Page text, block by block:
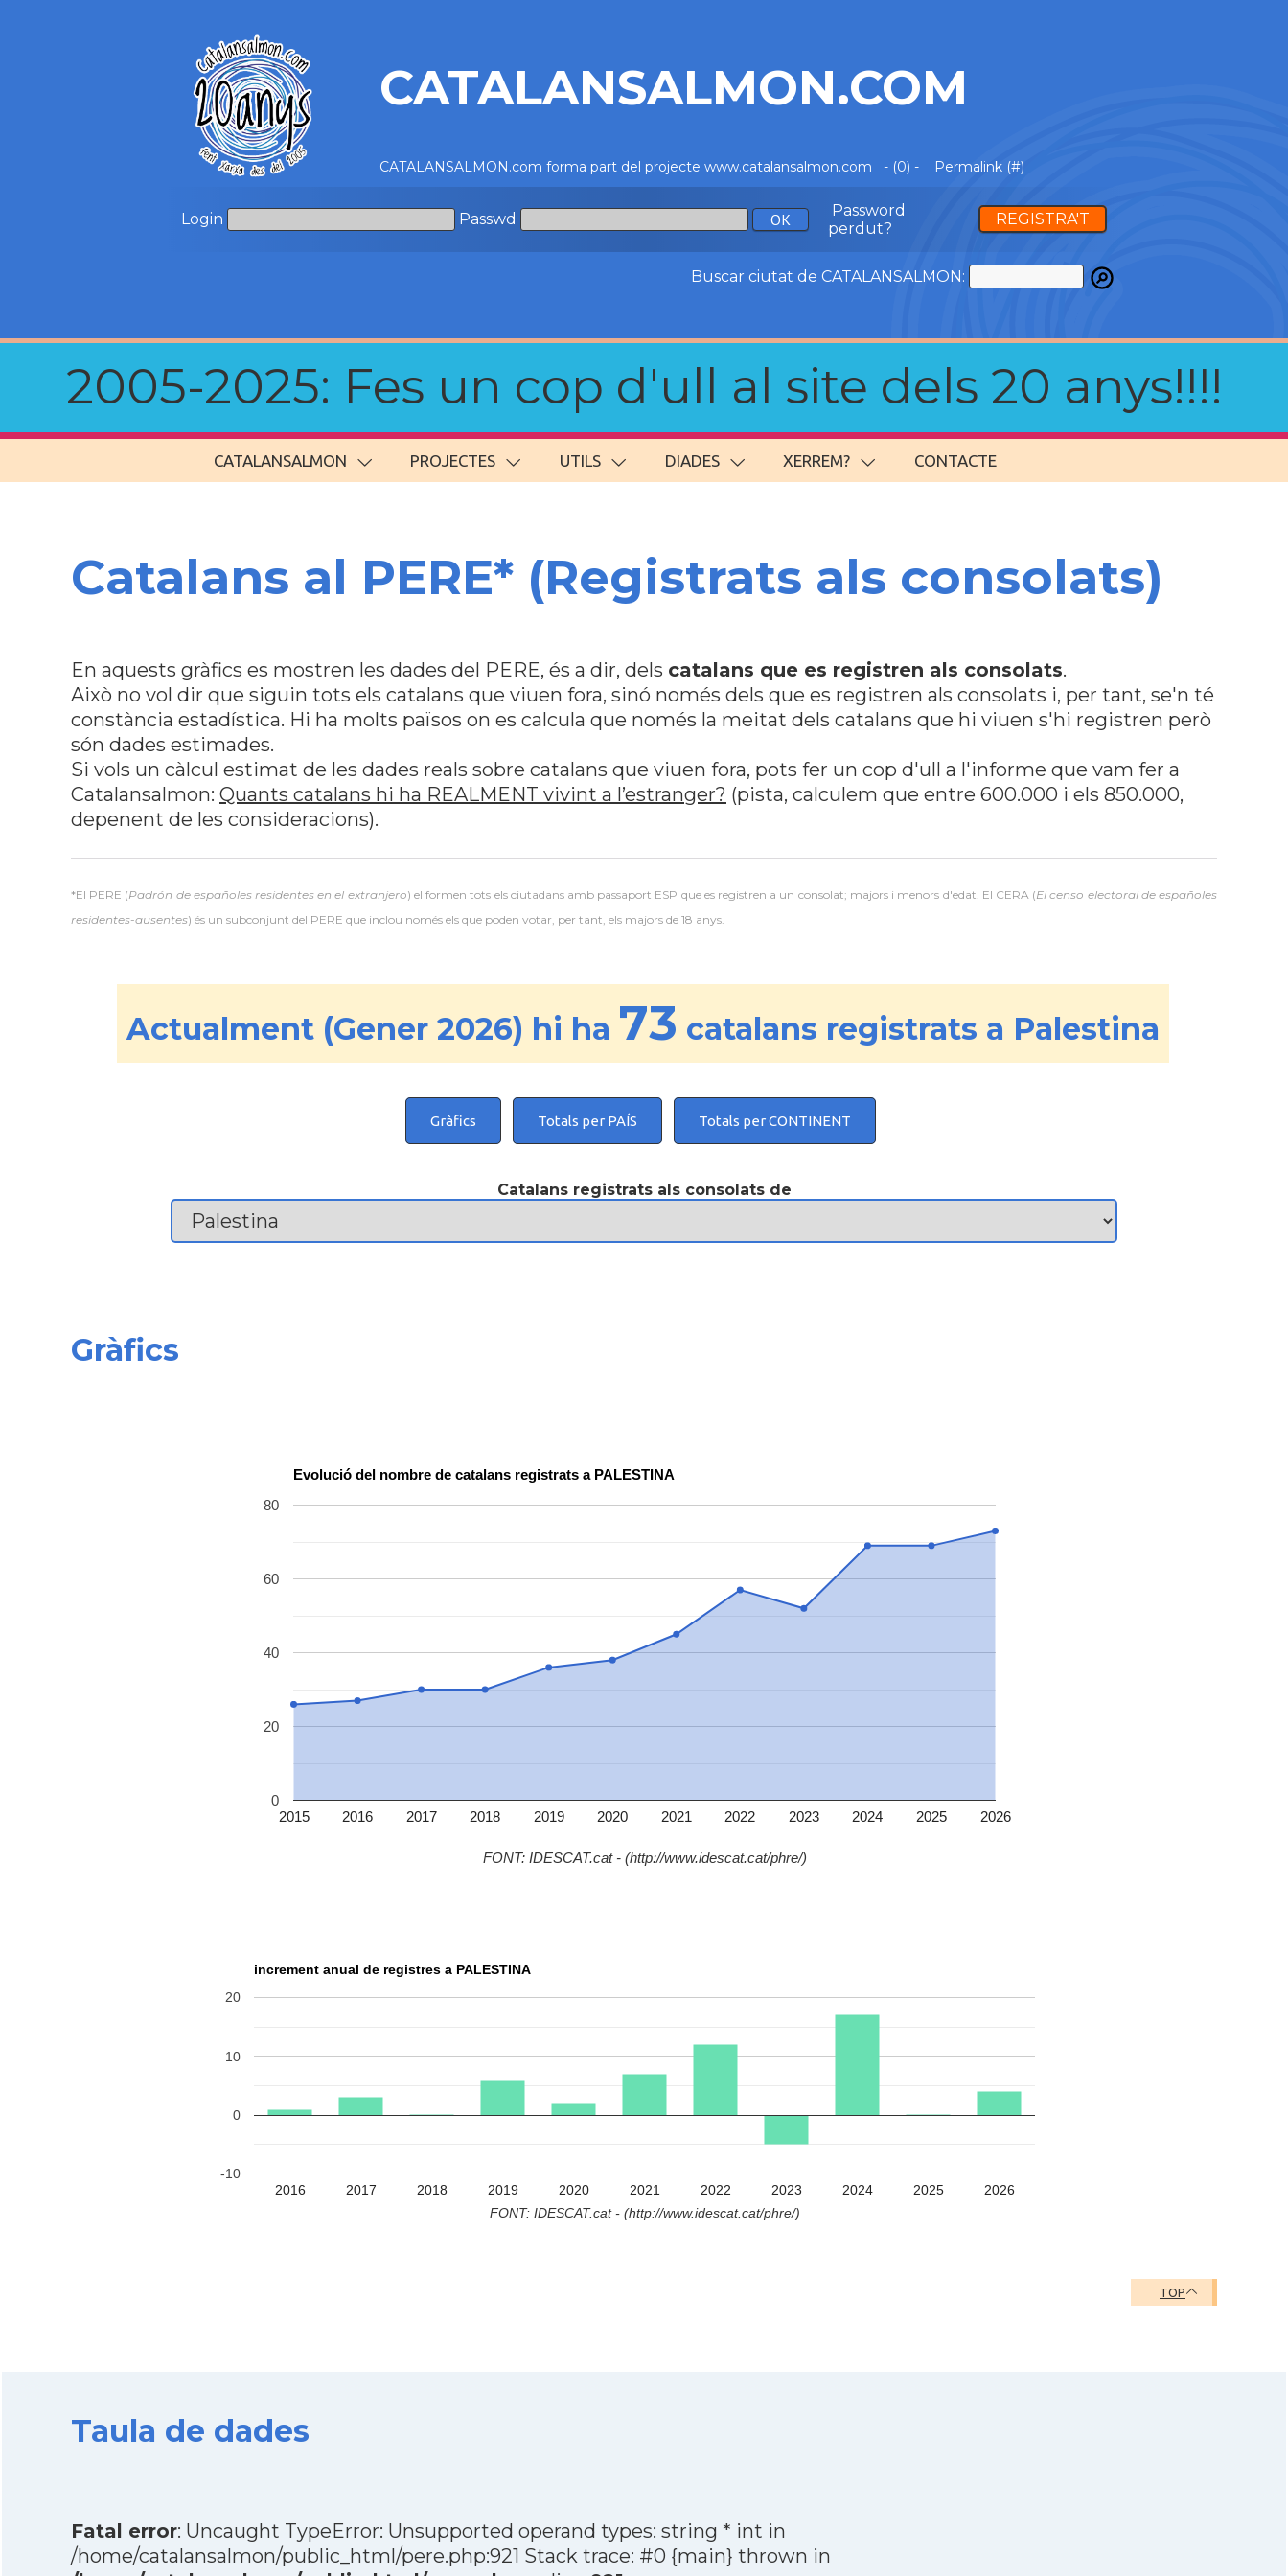
CATALANSALMON.COM
CATALANSALMON.com forma part del projecte www.catalansalmon.com - (0) - Permalink (#)
Login Passwd
Password
perdut?
REGISTRA'T
Buscar ciutat de CATALANSALMON:
2005-2025: Fes un cop d'ull al site dels 20 anys!!!!
CATALANSALMON PROJECTES UTILS DIADES XERREM? CONTACTE
Catalans al PERE* (Registrats als consolats)
En aquests gràfics es mostren les dades del PERE, és a dir, dels catalans que es registren als consolats.
Això no vol dir que siguin tots els catalans que viuen fora, sinó només dels que es registren als consolats i, per tant, se'n té
constància estadística. Hi ha molts països on es calcula que només la meitat dels catalans que hi viuen s'hi registren però
són dades estimades.
Si vols un càlcul estimat de les dades reals sobre catalans que viuen fora, pots fer un cop d'ull a l'informe que vam fer a
Catalansalmon: Quants catalans hi ha REALMENT vivint a l’estranger? (pista, calculem que entre 600.000 i els 850.000,
depenent de les consideracions).
*El PERE (Padrón de españoles residentes en el extranjero) el formen tots els ciutadans amb passaport ESP que es registren a un consolat; majors i menors d'edat. El CERA (El censo electoral de españoles
residentes-ausentes) és un subconjunt del PERE que inclou només els que poden votar, per tant, els majors de 18 anys.
Actualment (Gener 2026) hi ha 73 catalans registrats a Palestina
Gràfics Totals per PAÍS Totals per CONTINENT
Catalans registrats als consolats de
Gràfics
Evolució del nombre de catalans registrats a PALESTINA
2015 2016 2017 2018 2019 2020 2021 2022 2023 2024 2025 2026
0
20
40
60
80
FONT: IDESCAT.cat - (http://www.idescat.cat/phre/)
increment anual de registres a PALESTINA
2016 2017 2018 2019 2020 2021 2022 2023 2024 2025 2026
-10
0
10
20
FONT: IDESCAT.cat - (http://www.idescat.cat/phre/)
TOP
Taula de dades
Fatal error: Uncaught TypeError: Unsupported operand types: string * int in
/home/catalansalmon/public_html/pere.php:921 Stack trace: #0 {main} thrown in